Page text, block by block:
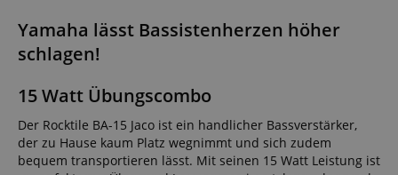
Yamaha lässt Bassistenherzen höher
schlagen!
15 Watt Übungscombo
Der Rocktile BA-15 Jaco ist ein handlicher Bassverstärker,
der zu Hause kaum Platz wegnimmt und sich zudem
bequem transportieren lässt. Mit seinen 15 Watt Leistung ist